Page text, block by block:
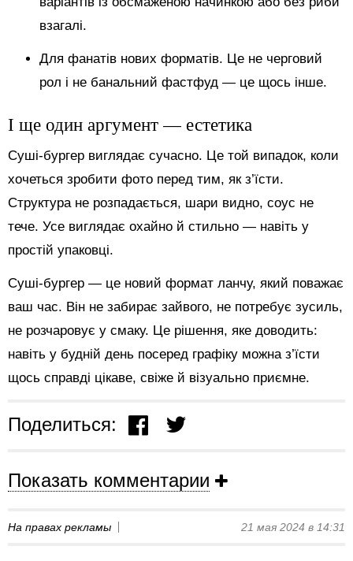
взагалі.
Для фанатів нових форматів. Це не черговий
рол і не банальний фастфуд — це щось інше.
І ще один аргумент — естетика
Суші-бургер виглядає сучасно. Це той випадок, коли
хочеться зробити фото перед тим, як з’їсти.
Структура не розпадається, шари видно, соус не
тече. Усе виглядає охайно й стильно — навіть у
простій упаковці.
Суші-бургер — це новий формат ланчу, який поважає
ваш час. Він не забирає зайвого, не потребує зусиль,
не розчаровує у смаку. Це рішення, яке доводить:
навіть у будній день посеред графіку можна з’їсти
щось справді цікаве, свіже й візуально приємне.
Поделиться:
Показать комментарии
На правах рекламы 21 мая 2024 в 14:31